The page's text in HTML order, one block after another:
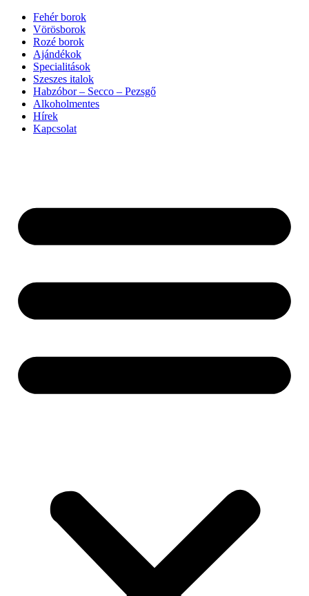
Ugrás
tartalomhoz
Fehér borok
Vörösborok
Rozé borok
Ajándékok
Specialitások
Szeszes italok
Habzóbor – Secco – Pezsgő
Alkoholmentes
Hírek
Kapcsolat